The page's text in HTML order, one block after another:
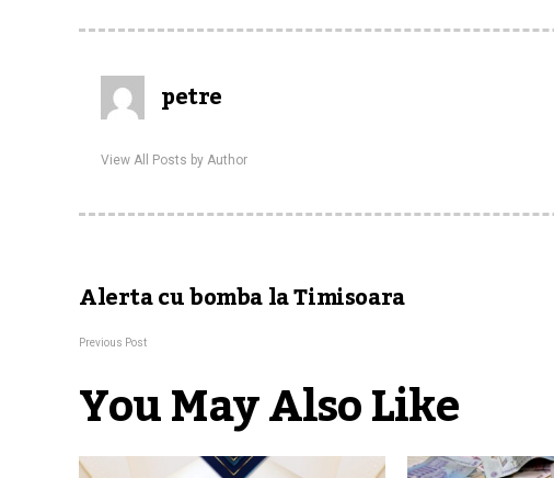
petre
View All Posts by Author
Alerta cu bomba la Timisoara
Previous Post
You May Also Like